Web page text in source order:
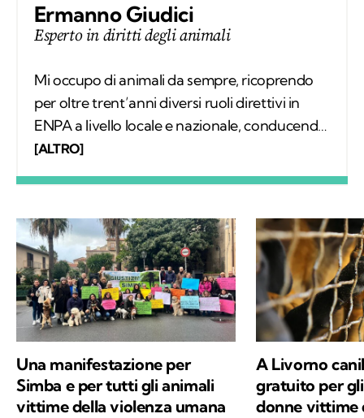
Ermanno Giudici
Esperto in diritti degli animali
Mi occupo di animali da sempre, ricoprendo
per oltre trent’anni diversi ruoli direttivi in
ENPA a livello locale e nazionale, conducendo
e collaborando a importanti indagini. Autore,
tutela, collaboro con giornali, televisioni e
organizzazioni anche internazionali.
[ALTRO]
Una manifestazione per
Simba e per tutti gli animali
vittime della violenza umana
A Livorno
gratuito per
donne vittime